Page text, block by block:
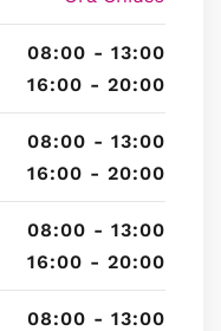
08:00 - 13:00
16:00 - 20:00
08:00 - 13:00
16:00 - 20:00
08:00 - 13:00
16:00 - 20:00
08:00 - 13:00